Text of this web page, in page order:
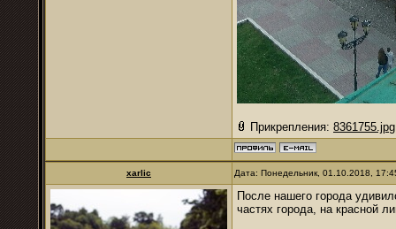
Прикрепления: 8361755.jpg
xarlic Дата: Понедельник, 01.10.2018,
После нашего города
частях города, на красной